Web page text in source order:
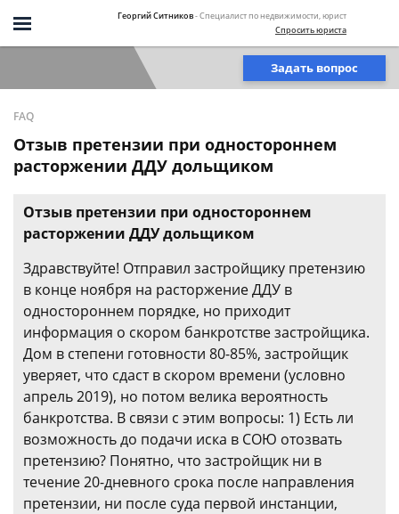
Георгий Ситников- Специалист по недвижимости, юрист
Спросить юриста
Задать вопрос
FAQ
Отзыв претензии при одностороннем
расторжении ДДУ дольщиком
Отзыв претензии при одностороннем
расторжении ДДУ дольщиком
Здравствуйте! Отправил застройщику претензию
в конце ноября на расторжение ДДУ в
одностороннем порядке, но приходит
информация о скором банкротстве застройщика.
Дом в степени готовности 80-85%, застройщик
уверяет, что сдаст в скором времени (условно
апрель 2019), но потом велика вероятность
банкротства. В связи с этим вопросы: 1) Есть ли
возможность до подачи иска в СОЮ отозвать
претензию? Понятно, что застройщик ни в
течение 20-дневного срока после направления
претензии, ни после суда первой инстанции,